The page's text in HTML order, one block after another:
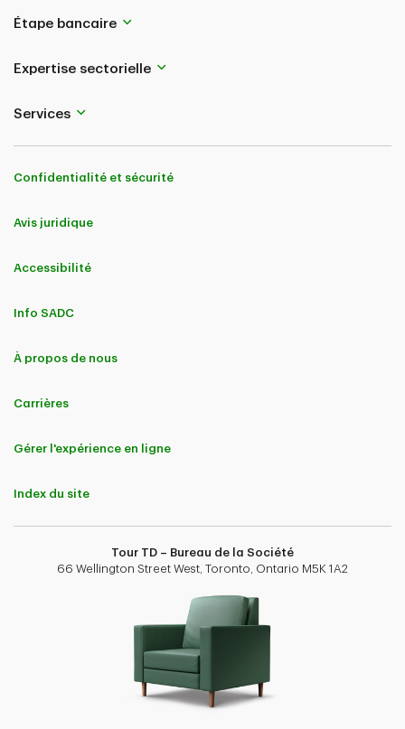
Étape bancaire
Expertise sectorielle
Services
Confidentialité et sécurité
Avis juridique
Accessibilité
Info SADC
À propos de nous
Carrières
Gérer l'expérience en ligne
Index du site
Tour TD – Bureau de la Société
66 Wellington Street West, Toronto, Ontario M5K 1A2